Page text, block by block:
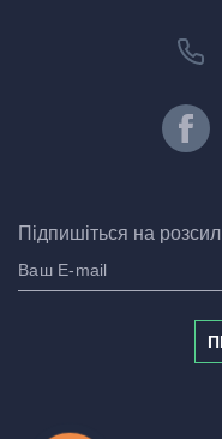
Підпишіться на